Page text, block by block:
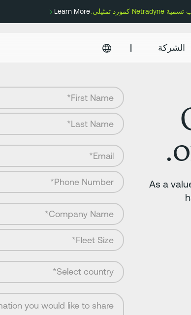
Learn More
الشركة |
As a